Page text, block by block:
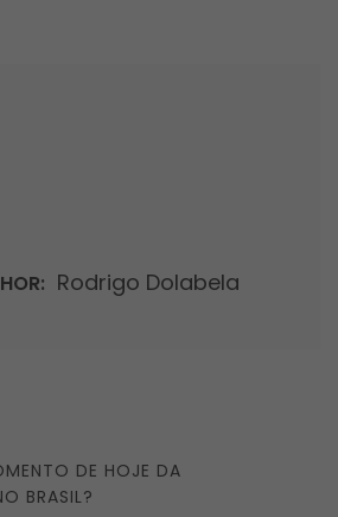
Rodrigo Dolabela
DE HOJE DA
BRASIL?